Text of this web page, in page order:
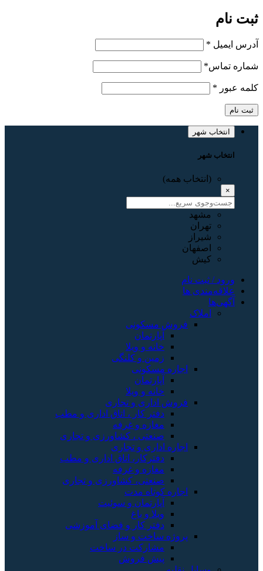
ثبت نام
آدرس ایمیل *
شماره تماس*
کلمه عبور *
ثبت نام
انتخاب شهر
انتخاب شهر
(انتخاب همه)
×
مشهد
تهران
شیراز
اصفهان
کیش
ورود / ثبت نام
علاقه‌مندی ها
آگهی‌ها
املاک
فروش مسکونی
آپارتمان
خانه و ویلا
زمین و کلنگی
اجاره مسکونی
آپارتمان
خانه و ویلا
فروش اداری و تجاری
دفتر کار ، اتاق اداری و مطب
مغازه و غرفه
صنعتی ، کشاورزی و تجاری
اجاره اداری و تجاری
دفترکار، اتاق اداری و مطب
مغازه و غرفه
صنعتی، کشاورزی و تجاری
اجاره کوتاه مدت
آپارتمان و سوئیت
ویلا و باغ
دفتر کار و فضای آموزشی
پروژه ساخت و ساز
مشارکت در ساخت
پیش فروش